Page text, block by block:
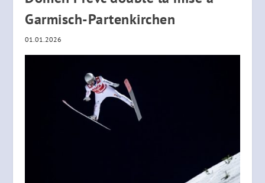
Garmisch-Partenkirchen
01.01.2026